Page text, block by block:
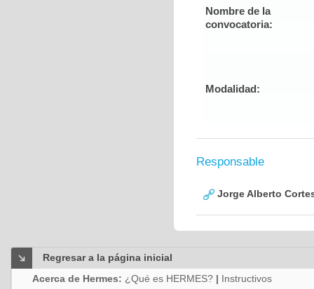
Nombre de la
convocatoria:
Modalidad:
Responsable
Jorge Alberto
Regresar a la página inicial
Acerca de Hermes: ¿Qué es HERMES? | Instructivos